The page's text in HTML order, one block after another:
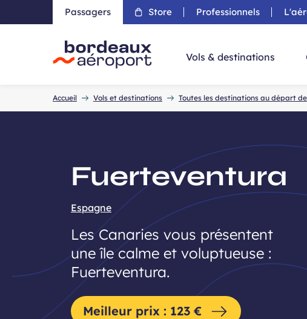
Aller au
Passagers Store Professionnels
Vols & destinations
Accueil Vols et destinations Toutes les destinations au départ
Fuerteventura
Espagne
Les Canaries vous présentent
une île calme et voluptueuse :
Fuerteventura.
Meilleur prix : 123 €